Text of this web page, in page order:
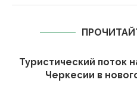
Туристический поток
Черкесии в